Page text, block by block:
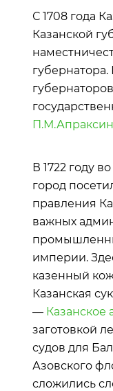
С 1708 года
Казанской
П.М.Апраксин
В 1722 году
город
правления
важных
империи.
казенный
Казанская
— Казанское
заготовкой
судов для
Азовского
сложились